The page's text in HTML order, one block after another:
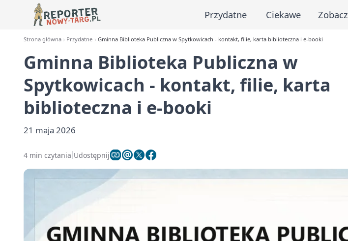
Przydatne Ciekawe Zobacz
Strona główna Przydatne Gminna Biblioteka Publiczna w Spytkowicach - kontakt, filie, karta biblioteczna i e-booki
Gminna Biblioteka Publiczna w
Spytkowicach - kontakt, filie, karta
biblioteczna i e-booki
21 maja 2026
4 min czytania Udostępnij